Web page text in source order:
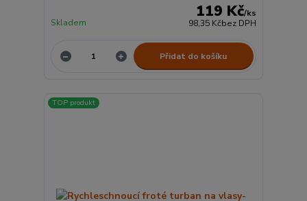
119 Kč/ks
98,35 Kčbez DPH
Skladem
Přidat do košíku
TOP produkt